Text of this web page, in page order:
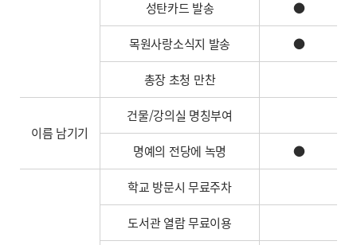
성탄카드 발송 ●
목원사랑소식지 발송 ●
총장 초청 만찬
이름 남기기
건물/강의실 명칭부여
명예의 전당에 녹명 ●
학교 방문시 무료주차
도서관 열람 무료이용